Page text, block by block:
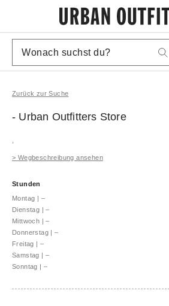
Zurück zur Suche
- Urban Outfitters Store
> Wegbeschreibung ansehen
Stunden
Montag | –
Dienstag | –
Mittwoch | –
Donnerstag | –
Freitag | –
Samstag | –
Sonntag | –